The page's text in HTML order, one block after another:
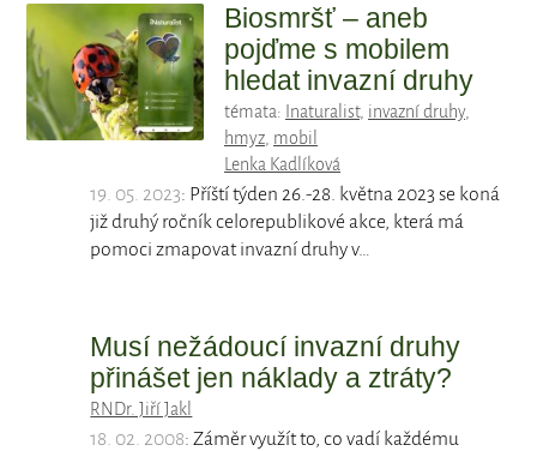
Biosmršť – aneb
pojďme s mobilem
hledat invazní druhy
témata: Inaturalist, invazní druhy,
hmyz mobil
Lenka Kadlíková
19. 05. 2023: Příští týden 26.-28. května 2023 se koná
již druhý ročník celorepublikové akce, která má
pomoci zmapovat invazní druhy v…
Musí nežádoucí invazní druhy
přinášet jen náklady a ztráty?
RNDr. Jiří Jakl
18. 02. 2008: Záměr využít to, co vadí každému